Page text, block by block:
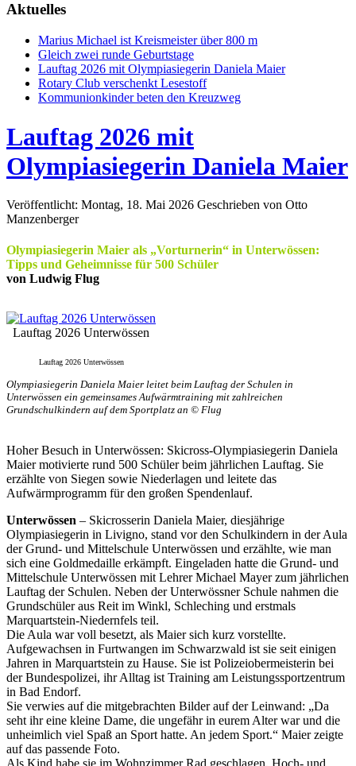
Aktuelles
Marius Michael ist Kreismeister über 800 m
Gleich zwei runde Geburtstage
Lauftag 2026 mit Olympiasiegerin Daniela Maier
Rotary Club verschenkt Lesestoff
Kommunionkinder beten den Kreuzweg
Lauftag 2026 mit
Olympiasiegerin Daniela Maier
Veröffentlicht: Montag, 18. Mai 2026 Geschrieben von Otto
Manzenberger
Olympiasiegerin Maier als „Vorturnerin“ in Unterwössen:
Tipps und Geheimnisse für 500 Schüler
von Ludwig Flug
Lauftag 2026 Unterwössen
Lauftag 2026 Unterwössen
Olympiasiegerin Daniela Maier leitet beim Lauftag der Schulen in
Unterwössen ein gemeinsames Aufwärmtraining mit zahlreichen
Grundschulkindern auf dem Sportplatz an © Flug
Hoher Besuch in Unterwössen: Skicross-Olympiasiegerin Daniela
Maier motivierte rund 500 Schüler beim jährlichen Lauftag. Sie
erzählte von Siegen sowie Niederlagen und leitete das
Aufwärmprogramm für den großen Spendenlauf.
Unterwössen – Skicrosserin Daniela Maier, diesjährige
Olympiasiegerin in Livigno, stand vor den Schulkindern in der Aula
der Grund- und Mittelschule Unterwössen und erzählte, wie man
sich eine Goldmedaille erkämpft. Eingeladen hatte die Grund- und
Mittelschule Unterwössen mit Lehrer Michael Mayer zum jährlichen
Lauftag der Schulen. Neben der Unterwössner Schule nahmen die
Grundschüler aus Reit im Winkl, Schleching und erstmals
Marquartstein-Niedernfels teil.
Die Aula war voll besetzt, als Maier sich kurz vorstellte.
Aufgewachsen in Furtwangen im Schwarzwald ist sie seit einigen
Jahren in Marquartstein zu Hause. Sie ist Polizeiobermeisterin bei
der Bundespolizei, ihr Alltag ist Training am Leistungssportzentrum
in Bad Endorf.
Sie verwies auf die mitgebrachten Bilder auf der Leinwand: „Da
seht ihr eine kleine Dame, die ungefähr in eurem Alter war und die
unheimlich viel Spaß an Sport hatte. An jedem Sport.“ Maier zeigte
auf das passende Foto.
Als Kind habe sie im Wohnzimmer Rad geschlagen, Hoch- und